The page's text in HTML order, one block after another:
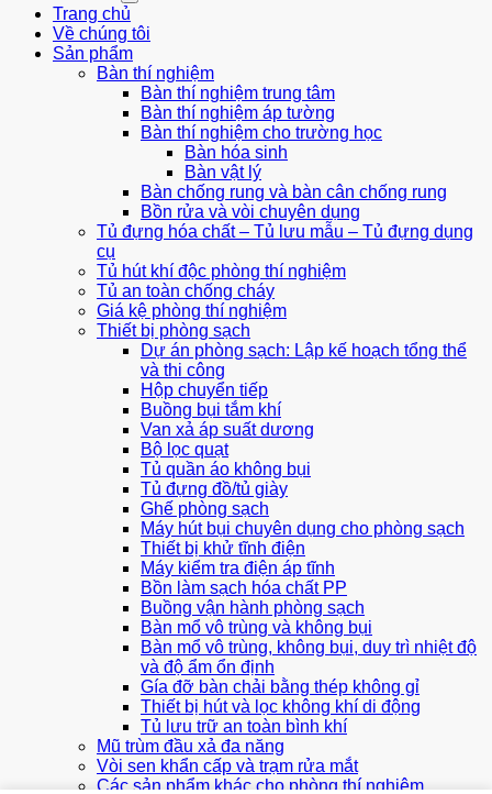
Trang chủ
Về chúng tôi
Sản phẩm
Bàn thí nghiệm
Bàn thí nghiệm trung tâm
Bàn thí nghiệm áp tường
Bàn thí nghiệm cho trường học
Bàn hóa sinh
Bàn vật lý
Bàn chống rung và bàn cân chống rung
Bồn rửa và vòi chuyên dụng
Tủ đựng hóa chất – Tủ lưu mẫu – Tủ đựng dụng
cụ
Tủ hút khí độc phòng thí nghiệm
Tủ an toàn chống cháy
Giá kệ phòng thí nghiệm
Thiết bị phòng sạch
Dự án phòng sạch: Lập kế hoạch tổng thể
và thi công
Hộp chuyển tiếp
Buồng bụi tắm khí
Van xả áp suất dương
Bộ lọc quạt
Tủ quần áo không bụi
Tủ đựng đồ/tủ giày
Ghế phòng sạch
Máy hút bụi chuyên dụng cho phòng sạch
Thiết bị khử tĩnh điện
Máy kiểm tra điện áp tĩnh
Bồn làm sạch hóa chất PP
Buồng vận hành phòng sạch
Bàn mổ vô trùng và không bụi
Bàn mổ vô trùng, không bụi, duy trì nhiệt độ
và độ ẩm ổn định
Gía đỡ bàn chải bằng thép không gỉ
Thiết bị hút và lọc không khí di động
Tủ lưu trữ an toàn bình khí
Mũ trùm đầu xả đa năng
Vòi sen khẩn cấp và trạm rửa mắt
Các sản phẩm khác cho phòng thí nghiệm